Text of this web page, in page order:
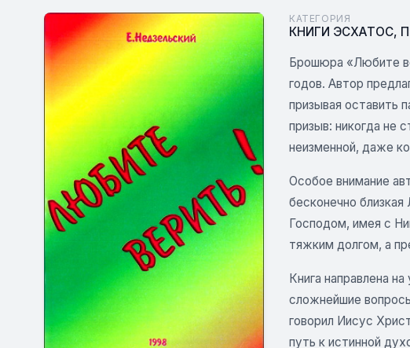
КАТЕГОРИЯ
КНИГИ ЭСХАТОС,
Брошюра «Любите
годов. Автор
призывая оставить
призыв: никогда не
неизменной, даже
Особое внимание
бесконечно
Господом, имея с
тяжким долгом, а
Книга направлена
сложнейшие
говорил Иисус
путь к истинной